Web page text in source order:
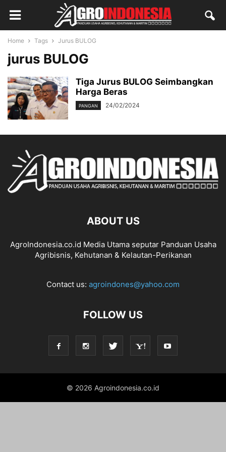
Home Tags Jurus BULOG
jurus BULOG
Tiga Jurus BULOG Seimbangkan
Harga Beras
PANGAN 24/02/2024
ABOUT US
AgroIndonesia.co.id Media Utama seputar Panduan Usaha
Agribisnis, Kehutanan & Kelautan-Perikanan
Contact us: agroindones@yahoo.com
FOLLOW US
© 2026 Agroindonesia.co.id